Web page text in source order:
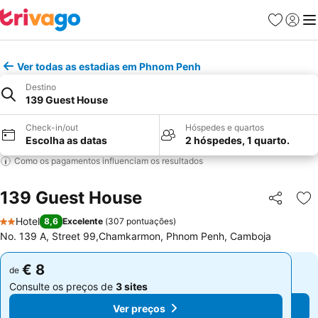
Favoritos
Iniciar
Ver todas as estadias em Phnom Penh
Destino
139 Guest House
Check-in/out
Escolha as datas
Hóspedes e quartos
2 hóspedes, 1 quarto.
Como os pagamentos influenciam os resultados
139 Guest House Partilhar
2 Estrelas
Hotel 8,6 Excelente (307 pontuações)
No. 139 A, Street 99,Chamkarmon, Phnom Penh, Camboja
de € 8
Consulte os preços de 3 sites
Ver preços
de € 8
Consulte os preços de 3 sites
Ver preços